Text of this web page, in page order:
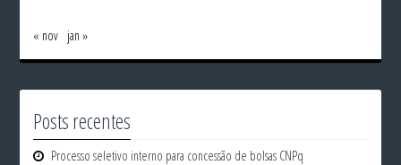
« nov jan »
Posts recentes
Processo seletivo interno para concessão de bolsas CNPq